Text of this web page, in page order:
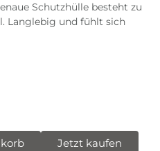
Schutzhülle besteht zu
Langlebig und fühlt sich
Jetzt kaufen